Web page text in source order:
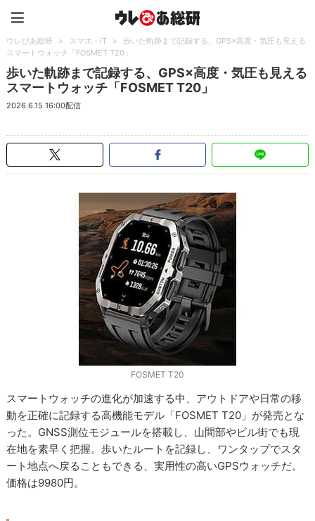
ウレぴあ総研 > スマホ・IT >
歩いた軌跡まで記録する、GPS×高度・気圧も見える
スマートウォッチ「FOSMET T20」
歩いた軌跡まで記録する、GPS×高度・気圧も見える
スマートウォッチ「FOSMET T20」
2026.6.15 16:00配信
FOSMET T20
スマートウォッチの進化が加速する中、アウトドアや日常の移
動を正確に記録する高機能モデル「FOSMET T20」が発売とな
った。GNSS測位モジュールを搭載し、山間部やビル街でも現
在地を素早く把握。歩いたルートを記録し、ワンタップでスタ
ート地点へ戻ることもできる、実用性の高いGPSウォッチだ。
価格は9980円。